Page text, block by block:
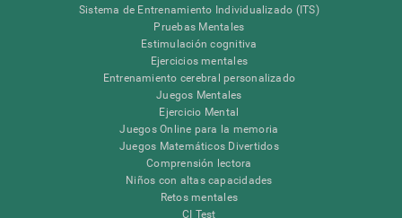
Sistema de Entrenamiento Individualizado (ITS)
Pruebas Mentales
Estimulación cognitiva
Ejercicios mentales
Entrenamiento cerebral personalizado
Juegos Mentales
Ejercicio Mental
Juegos Online para la memoria
Juegos Matemáticos Divertidos
Comprensión lectora
Niños con altas capacidades
Retos mentales
CI Test